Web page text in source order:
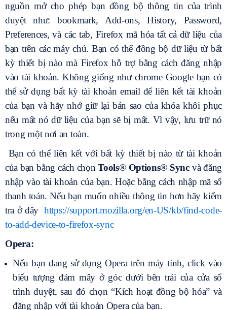
nguồn mở cho phép bạn đồng bộ thông tin của trình
duyệt như: bookmark, Add-ons, History, Password,
Preferences, và các tab, Firefox mã hóa tất cả dữ liệu của
bạn trên các máy chủ. Bạn có thể đồng bộ dữ liệu từ bất
kỳ thiết bị nào mà Firefox hỗ trợ bằng cách đăng nhập
vào tài khoản. Không giống như chrome Google bạn có
thể sử dụng bất kỳ tài khoản email để liên kết tài khoản
của bạn và hãy nhớ giữ lại bản sao của khóa khôi phục
nếu mất nó dữ liệu của bạn sẽ bị mất. Vì vậy, lưu trữ nó
trong một nơi an toàn.
Bạn có thể liên kết với bất kỳ thiết bị nào từ tài khoản
của bạn bằng cách chọnTools®Options® Syncvà đăng
nhập vào tài khoản của bạn. Hoặc bằng cách nhập mã số
thanh toán. Nếu bạn muốn nhiều thông tin hơn hãy kiểm
tra ở đâyhttps://support.mozilla.org/en-US/kb/find-code-
to-add-device-to-firefox-sync
Opera:
Nếu bạn đang sử dụng Opera trên máy tính, click vào
biểu tượng đám mây ở góc dưới bên trái của cửa sổ
trình duyệt, sau đó chọn “Kích hoạt đồng bộ hóa” và
đăng nhập với tài khoản Opera của bạn.